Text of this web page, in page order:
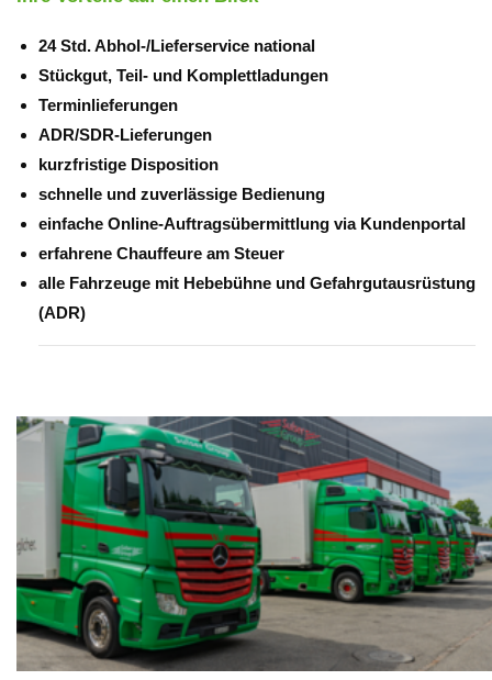
24 Std. Abhol-/Lieferservice national
Stückgut, Teil- und Komplettladungen
Terminlieferungen
ADR/SDR-Lieferungen
kurzfristige Disposition
schnelle und zuverlässige Bedienung
einfache Online-Auftragsübermittlung via Kundenportal
erfahrene Chauffeure am Steuer
alle Fahrzeuge mit Hebebühne und Gefahrgutausrüstung
(ADR)